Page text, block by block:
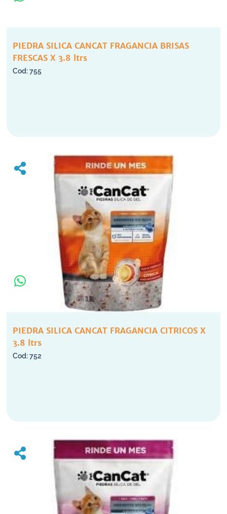
PIEDRA SILICA CANCAT FRAGANCIA BRISAS
FRESCAS X 3.8 ltrs
755
PIEDRA SILICA CANCAT FRAGANCIA CITRICOS X
3.8 ltrs
752